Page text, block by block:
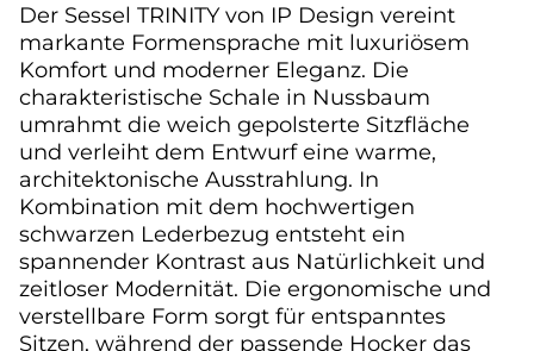
Der Sessel TRINITY von IP Design vereint
markante Formensprache mit luxuriösem
Komfort und moderner Eleganz. Die
charakteristische Schale in Nussbaum
umrahmt die weich gepolsterte Sitzfläche
und verleiht dem Entwurf eine warme,
architektonische Ausstrahlung. In
Kombination mit dem hochwertigen
schwarzen Lederbezug entsteht ein
spannender Kontrast aus Natürlichkeit und
zeitloser Modernität. Die ergonomische und
verstellbare Form sorgt für entspanntes
Sitzen, während der passende Hocker das